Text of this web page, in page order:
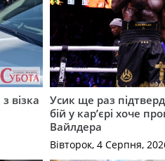
візка
Усик ще раз
бій у кар’єрі хоче
Вайлдера
Вівторок, 4 Серпня,